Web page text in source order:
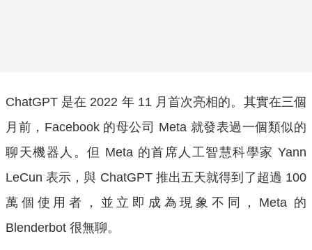
ChatGPT 是在 2022 年 11 月首次亮相的。其實在三個
月前，Facebook 的母公司 Meta 就發表過一個類似的
聊天機器人。但 Meta 的首席人工智慧科學家 Yann
LeCun 表示，與 ChatGPT 推出五天就得到了超過 100
萬個使用者，並立即成為現象不同，Meta 的
Blenderbot 很無聊。